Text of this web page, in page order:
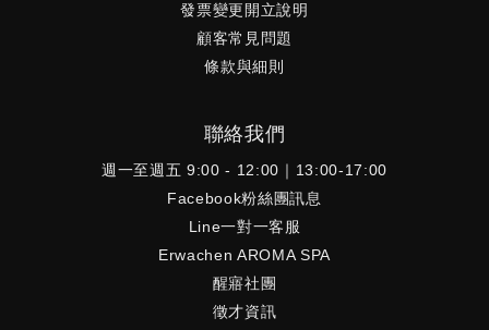
發票變更開立說明
顧客常見問題
條款與細則
聯絡我們
週一至週五 9:00 - 12:00｜13:00-17:00
Facebook粉絲團訊息
Line一對一客服
Erwachen AROMA SPA
醒寤社團
徵才資訊